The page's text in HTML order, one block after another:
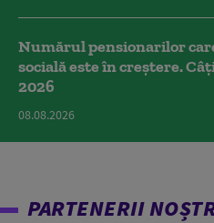
Numărul pensionarilor
socială este în creștere.
2026
08.08.2026
PARTENERII